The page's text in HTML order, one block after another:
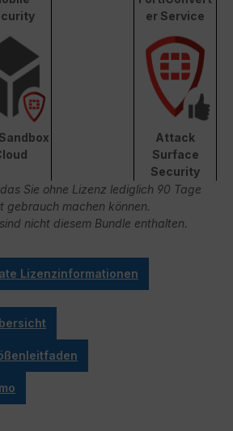
er Service
Attack
Surface
Security
Sie ohne Lizenz lediglich 90 Tage
gebrauch machen können.
nicht diesem Bundle enthalten.
Lizenzinformationen